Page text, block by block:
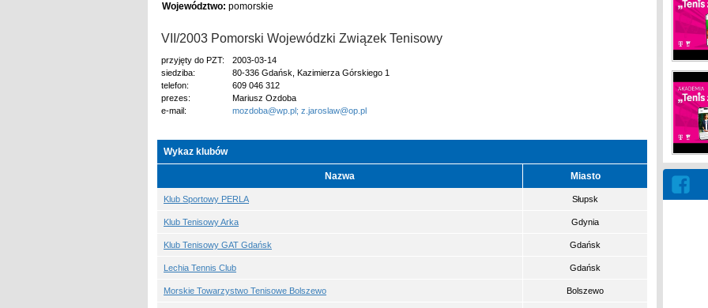
Województwo: pomorskie
VII/2003 Pomorski Wojewódzki Związek Tenisowy
przyjęty do PZT:
2003-03-14
siedziba:
80-336 Gdańsk, Kazimierza Górskiego 1
telefon:
609 046 312
prezes:
Mariusz Ozdoba
e-mail:
mozdoba@wp.pl; z.jaroslaw@op.pl
Wykaz klubów
Nazwa Miasto
Klub Sportowy PERLA Słupsk
Klub Tenisowy Arka Gdynia
Klub Tenisowy GAT Gdańsk Gdańsk
Lechia Tennis Club Gdańsk
Morskie Towarzystwo Tenisowe Bolszewo Bolszewo